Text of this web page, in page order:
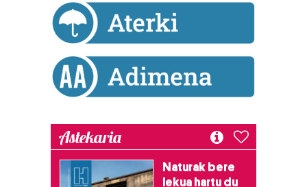
Astekaria
Naturak bere
lekua hartu du